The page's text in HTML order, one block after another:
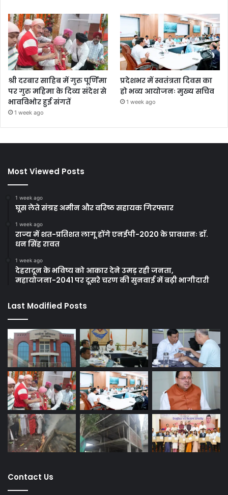
श्री दरबार साहिब में गुरु पूर्णिमा
पर गुरु महिमा के दिव्य संदेश से
भावविभोर हुई संगतें
1 week ago
प्रदेशभर में स्वतंत्रता दिवस का
हो भव्य आयोजनः मुख्य सचिव
1 week ago
Most Viewed Posts
1 week ago
घूस लेते संग्रह अमीन और वरिष्ठ सहायक गिरफ्तार
1 week ago
राज्य में शत-प्रतिशत लागू होंगे एनईपी-2020 के प्रावधानः डाॅ.
धन सिंह रावत
1 week ago
देहरादून के भविष्य को आकार देने उमड़ रही जनता,
महायोजना-2041 पर दूसरे चरण की सुनवाई में बढ़ी भागीदारी
Last Modified Posts
Contact Us